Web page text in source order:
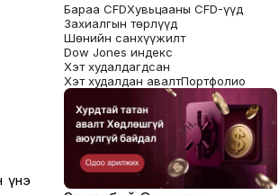
үнэ
Бараа CFDХувьцааны CFD-үүд
Захиалгын төрлүүд
Шөнийн санхүүжилт
Dow Jones индекс
Хэт худалдагдсан
Хэт худалдан авалтПортфолио